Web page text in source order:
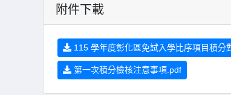
附件下載
115 學年度彰化區免試入學比序項目積分
第一次積分檢核注意事項.pdf